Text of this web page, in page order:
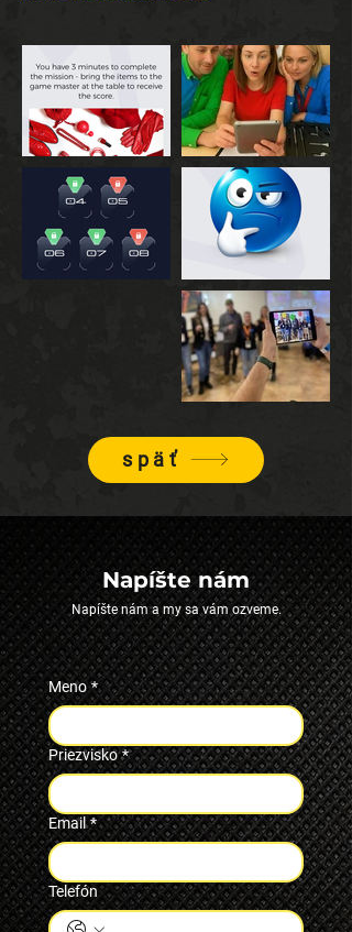
späť
Napíšte nám
Napíšte nám a my sa vám ozveme.
Meno *
Priezvisko *
Email *
Telefón